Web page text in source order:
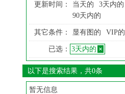
更新时间： 当天的 3天内的
90天内的
其它条件： 显有图的 VIP的
已选： 3天内的 ×
以下是搜索结果，共0条
暂无信息